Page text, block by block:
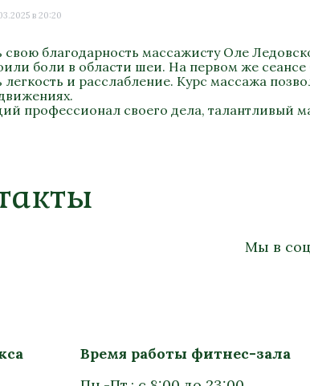
в 20:20
свою благодарность массажисту Оле
боли в области шеи. На первом же
легкость и расслабление. Курс массажа
профессионал своего дела, талантливый
Мы в
Время работы фитнес-зала